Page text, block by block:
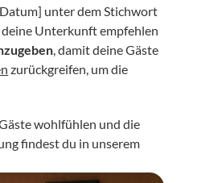
unter dem Stichwort
Unterkunft empfehlen
, damit deine Gäste
zurückgreifen, um die
wohlfühlen und die
findest du in unserem